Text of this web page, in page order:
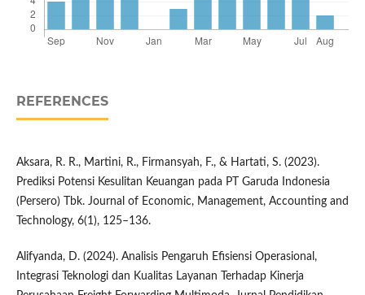
REFERENCES
Aksara, R. R., Martini, R., Firmansyah, F., & Hartati, S. (2023).
Prediksi Potensi Kesulitan Keuangan pada PT Garuda Indonesia
(Persero) Tbk. Journal of Economic, Management, Accounting and
Technology, 6(1), 125–136.
Alifyanda, D. (2024). Analisis Pengaruh Efisiensi Operasional,
Integrasi Teknologi dan Kualitas Layanan Terhadap Kinerja